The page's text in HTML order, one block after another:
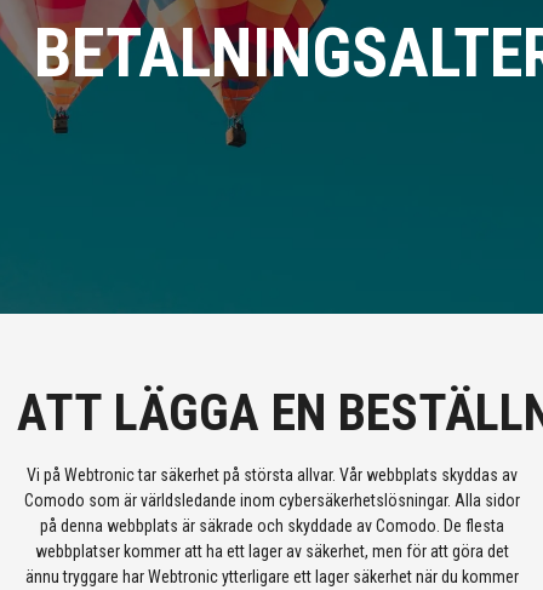
ATT LÄGGA EN
Vi på Webtronic tar säkerhet på största allvar. Vår webbplats skyddas av
Comodo som är världsledande inom cybersäkerhetslösningar. Alla sidor
på denna webbplats är säkrade och skyddade av Comodo. De flesta
webbplatser kommer att ha ett lager av säkerhet, men för att göra det
ännu tryggare har Webtronic ytterligare ett lager säkerhet när du kommer